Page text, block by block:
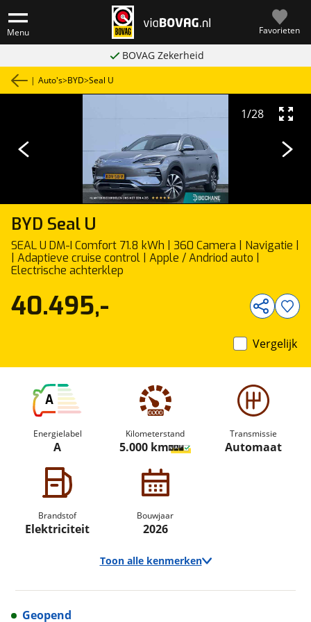
Menu Favorieten
BOVAG Zekerheid
| Auto's>BYD>Seal U
BYD Seal U
SEAL U DM-I Comfort 71.8 kWh | 360 Camera | Navigatie |
| Adaptieve cruise control | Apple / Andriod auto |
Electrische achterklep
1/28
A
Energielabel
A
Kilometerstand
5.000 km
Transmissie
Automaat
Brandstof
Elektriciteit
Bouwjaar
2026
Toon alle kenmerken
40.495,-
Vergelijk
Geopend